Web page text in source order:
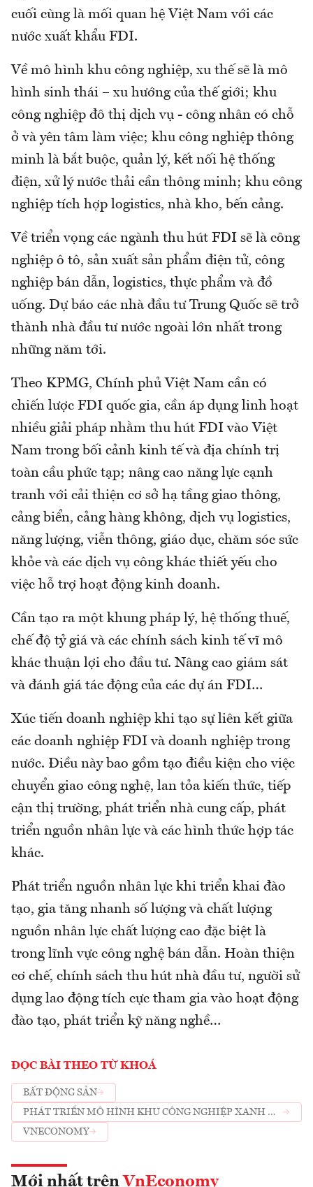
cuối cùng là mối quan hệ Việt Nam với các
nước xuất khẩu FDI.
Về mô hình khu công nghiệp, xu thế sẽ là mô
hình sinh thái – xu hướng của thế giới; khu
công nghiệp đô thị dịch vụ - công nhân có chỗ
ở và yên tâm làm việc; khu công nghiệp thông
minh là bắt buộc, quản lý, kết nối hệ thống
điện, xử lý nước thải cần thông minh; khu công
nghiệp tích hợp logistics, nhà kho, bến cảng.
Về triển vọng các ngành thu hút FDI sẽ là công
nghiệp ô tô, sản xuất sản phẩm điện tử, công
nghiệp bán dẫn, logistics, thực phẩm và đồ
uống. Dự báo các nhà đầu tư Trung Quốc sẽ trở
thành nhà đầu tư nước ngoài lớn nhất trong
những năm tới.
Theo KPMG, Chính phủ Việt Nam cần có
chiến lược FDI quốc gia, cần áp dụng linh hoạt
nhiều giải pháp nhằm thu hút FDI vào Việt
Nam trong bối cảnh kinh tế và địa chính trị
toàn cầu phức tạp; nâng cao năng lực cạnh
tranh với cải thiện cơ sở hạ tầng giao thông,
cảng biển, cảng hàng không, dịch vụ logistics,
năng lượng, viễn thông, giáo dục, chăm sóc sức
khỏe và các dịch vụ công khác thiết yếu cho
việc hỗ trợ hoạt động kinh doanh.
Cần tạo ra một khung pháp lý, hệ thống thuế,
chế độ tỷ giá và các chính sách kinh tế vĩ mô
khác thuận lợi cho đầu tư. Nâng cao giám sát
và đánh giá tác động của các dự án FDI…
Xúc tiến doanh nghiệp khi tạo sự liên kết giữa
các doanh nghiệp FDI và doanh nghiệp trong
nước. Điều này bao gồm tạo điều kiện cho việc
chuyển giao công nghệ, lan tỏa kiến thức, tiếp
cận thị trường, phát triển nhà cung cấp, phát
triển nguồn nhân lực và các hình thức hợp tác
khác.
Phát triển nguồn nhân lực khi triển khai đào
tạo, gia tăng nhanh số lượng và chất lượng
nguồn nhân lực chất lượng cao đặc biệt là
trong lĩnh vực công nghệ bán dẫn. Hoàn thiện
cơ chế, chính sách thu hút nhà đầu tư, người sử
dụng lao động tích cực tham gia vào hoạt động
đào tạo, phát triển kỹ năng nghề…
ĐỌC BÀI THEO TỪ KHOÁ
BẤT ĐỘNG SẢN
PHÁT TRIỂN MÔ HÌNH KHU CÔNG NGHIỆP XANH ĐỂ
HÚT FDI
VNECONOMY
Mới nhất trên VnEconomy